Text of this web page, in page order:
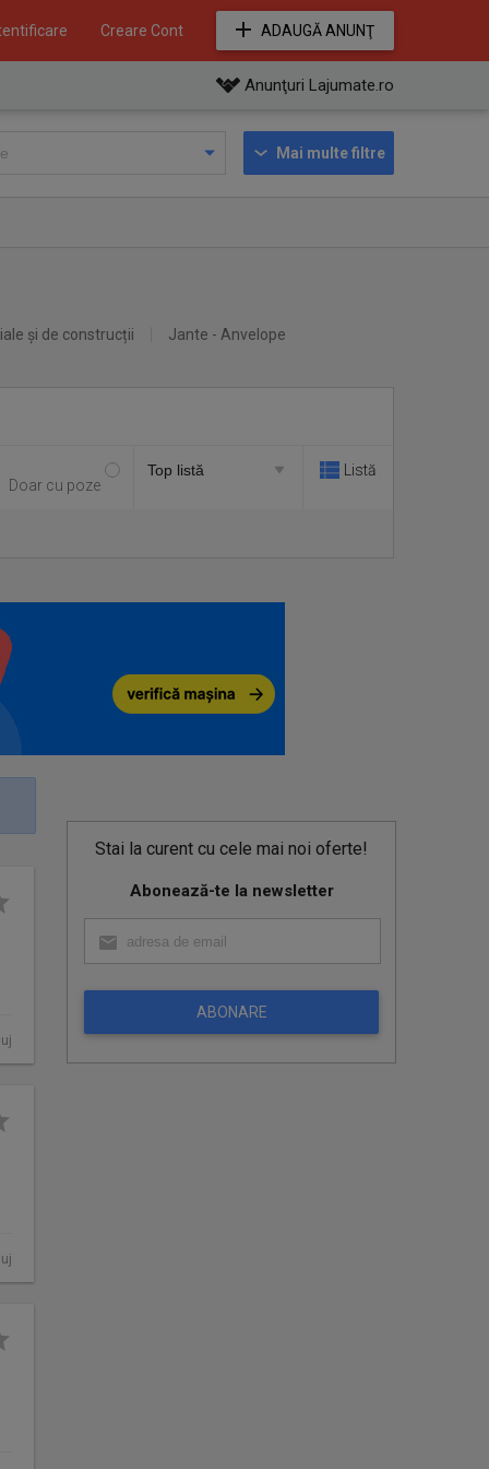
Creare Cont ADAUGĂ ANUNŢ
Anunţuri Lajumate.ro
Mai multe filtre
și de construcții Jante - Anvelope
Doar cu poze
Listă
Stai la curent cu cele mai noi oferte!
Abonează-te la newsletter
ABONARE